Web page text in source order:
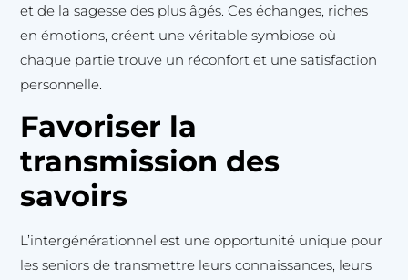
et de la sagesse des plus âgés. Ces échanges, riches
en émotions, créent une véritable symbiose où
chaque partie trouve un réconfort et une satisfaction
personnelle.
Favoriser la
transmission des
savoirs
L’intergénérationnel est une opportunité unique pour
les seniors de transmettre leurs connaissances, leurs